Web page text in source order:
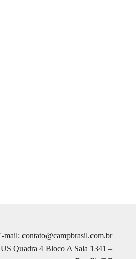
mail: contato@campbrasil.com.br
Quadra 4 Bloco A Sala 1341 –